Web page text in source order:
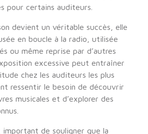
pour certains auditeurs.
devient un véritable succès, elle
en boucle à la radio, utilisée
ou même reprise par d’autres
excessive peut entraîner
chez les auditeurs les plus
ressentir le besoin de découvrir
musicales et d’explorer des
important de souligner que la